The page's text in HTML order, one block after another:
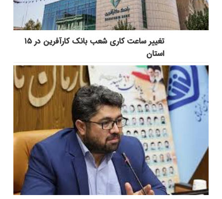
تغییر ساعت کاری شعب بانک کارآفرین در ۱۵
استان